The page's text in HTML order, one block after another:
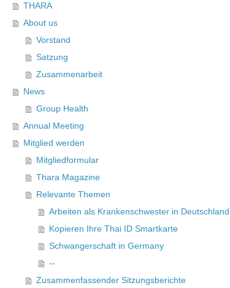
THARA
About us
Vorstand
Satzung
Zusammenarbeit
News
Group Health
Annual Meeting
Mitglied werden
Mitgliedformular
Thara Magazine
Relevante Themen
Arbeiten als Krankenschwester in Deutschland
Kopieren Ihre Thai ID Smartkarte
Schwangerschaft in Germany
--
Zusammenfassender Sitzungsberichte